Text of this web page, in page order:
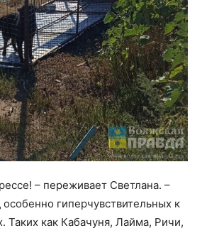
– переживает Светлана. –
особенно гиперчувствительных к
Таких как Кабачуня, Лайма, Ричи,